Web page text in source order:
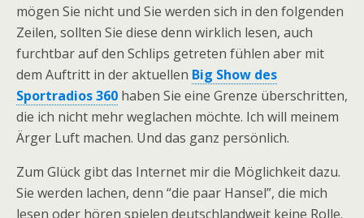
mögen Sie nicht und Sie werden sich in den folgenden
Zeilen, sollten Sie diese denn wirklich lesen, auch
furchtbar auf den Schlips getreten fühlen aber mit
dem Auftritt in der aktuellen Big Show des
Sportradios 360 haben Sie eine Grenze überschritten,
die ich nicht mehr weglachen möchte. Ich will meinem
Ärger Luft machen. Und das ganz persönlich.
Zum Glück gibt das Internet mir die Möglichkeit dazu.
Sie werden lachen, denn “die paar Hansel”, die mich
lesen oder hören spielen deutschlandweit keine Rolle.